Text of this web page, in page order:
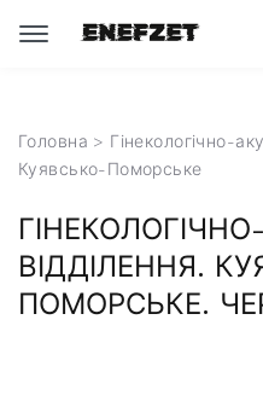
Головна > Гінекологічно-
Куявсько-Поморське
ВІДДІЛЕННЯ.
ПОМОРСЬКЕ.